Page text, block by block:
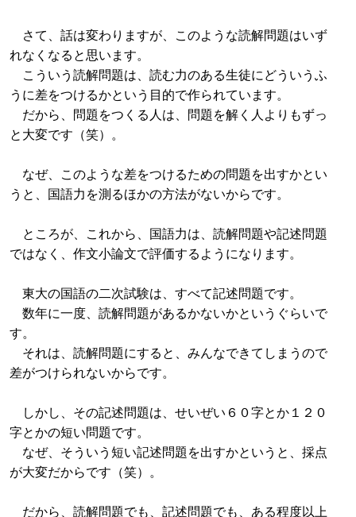
さて、話は変わりますが、このような読解問題はいず
れなくなると思います。
こういう読解問題は、読む力のある生徒にどういうふ
うに差をつけるかという目的で作られています。
だから、問題をつくる人は、問題を解く人よりもずっ
と大変です（笑）。
なぜ、このような差をつけるための問題を出すかとい
うと、国語力を測るほかの方法がないからです。
ところが、これから、国語力は、読解問題や記述問題
ではなく、作文小論文で評価するようになります。
東大の国語の二次試験は、すべて記述問題です。
数年に一度、読解問題があるかないかというぐらいで
す。
それは、読解問題にすると、みんなできてしまうので
差がつけられないからです。
しかし、その記述問題は、せいぜい６０字とか１２０
字とかの短い問題です。
なぜ、そういう短い記述問題を出すかというと、採点
が大変だからです（笑）。
だから、読解問題でも、記述問題でも、ある程度以上